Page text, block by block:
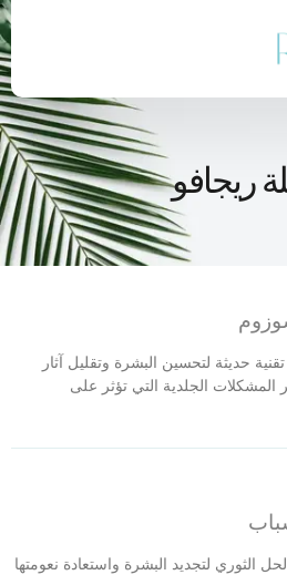
ريجافو
حديثة لتحسين البشرة وتقليل آثار
الجلدية التي تؤثر على
الثوري لتجديد البشرة واستعادة نعومتها